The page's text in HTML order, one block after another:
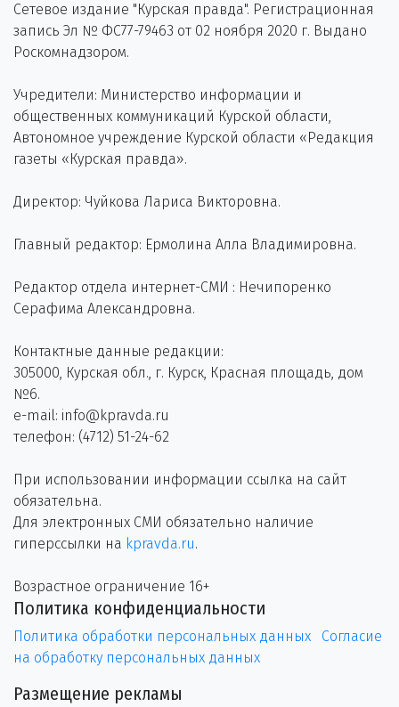
Сетевое издание "Курская правда". Регистрационная
запись Эл № ФС77-79463 от 02 ноября 2020 г. Выдано
Роскомнадзором.
Учредители: Министерство информации и
общественных коммуникаций Курской области,
Автономное учреждение Курской области «Редакция
газеты «Курская правда».
Директор: Чуйкова Лариса Викторовна.
Главный редактор: Ермолина Алла Владимировна.
Редактор отдела интернет-СМИ : Нечипоренко
Серафима Александровна.
Контактные данные редакции:
305000, Курская обл., г. Курск, Красная площадь, дом
№6.
e-mail: info@kpravda.ru
телефон: (4712) 51-24-62
При использовании информации ссылка на сайт
обязательна.
Для электронных СМИ обязательно наличие
гиперссылки на kpravda.ru.
Возрастное ограничение 16+
Политика конфиденциальности
Политика обработки персональных данных
Согласие
на обработку персональных данных
Размещение рекламы